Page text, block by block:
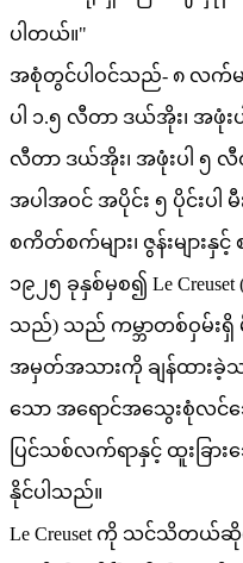
ပါတယ်။"
အစုံတွင်ပါဝင်သည်- ၈ လက်မ
ပါ ၁.၅ လီတာ ဒယ်အိုး၊ အဖုံး
လီတာ ဒယ်အိုး၊ အဖုံးပါ ၅
အပါအဝင် အပိုင်း ၅ ပိုင်းပါ မီးဖို
စကိတ်စက်များ၊ ဇွန်းများနှ
၁၉၂၅ ခုနှစ်မှစ၍ Le
သည်) သည် ကမ္ဘာတစ်ဝှမ်းရှိ မီ
အမှတ်အသားကို ချန်ထားခဲ့
သော အရောင်အသွေးစုံလင်
ပြင်သစ်လက်ရာနှင့် ထူးခြာ
နိုင်ပါသည်။
Le Creuset ကို သင်သိတယ်